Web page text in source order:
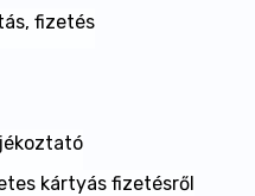
fizetés
kártyás fizetésről